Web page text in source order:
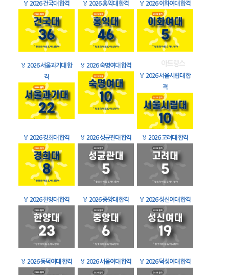
🏅 2026 건국대 합격 🏅 2026 홍익대 합격 🏅 2026 이화여대 합격
🏅 2026 서울과기대 합
격
🏅 2026 숙명여대 합격
🏅 2026 서울시립대 합
격
🏅 2026 경희대 합격 🏅 2026 성균관대 합격 🏅 2026 고려대 합격
🏅 2026 한양대 합격 🏅 2026 중앙대 합격 🏅 2026 성신여대 합격
🏅 2026 동덕여대 합격 🏅 2026 서울여대 합격 🏅 2026 덕성여대 합격